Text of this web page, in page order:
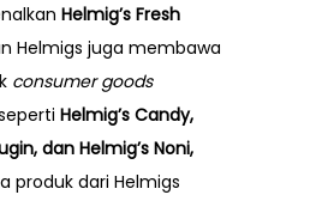
Helmig’s Fresh
Helmigs juga membawa
consumer goods
Helmig’s Candy,
dan Helmig’s Noni,
produk dari Helmigs